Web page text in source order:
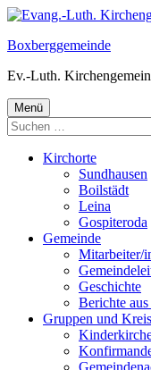
Springe
Inhalt
Boxberggemeinde
Ev.-Luth.
Primäres
Menü
Menü
Suchen
nach:
Kirchorte
Sundhausen
Boilstädt
Leina
Gospiteroda
Gemeinde
Mitarbeiter/
Geschichte
Berichte
Gruppen und